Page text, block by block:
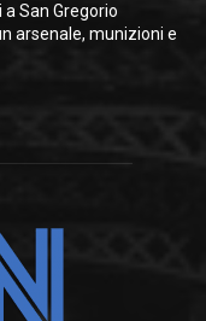
San Gregorio
arsenale, munizioni e